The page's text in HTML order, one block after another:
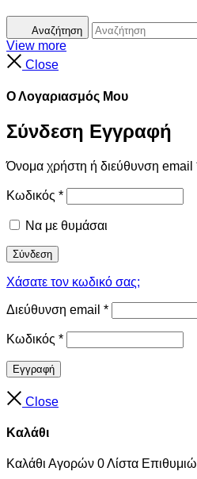
Αναζήτηση
View more
Close
Ο Λογαριασμός Μου
Σύνδεση Εγγραφή
Όνομα χρήστη ή διεύθυνση email
Κωδικός *
Να με θυμάσαι
Σύνδεση
Χάσατε τον κωδικό σας;
Διεύθυνση email *
Κωδικός *
Εγγραφή
Close
Καλάθι
Καλάθι Αγορών 0Λίστα